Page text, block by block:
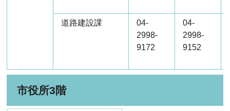
道路建設課
04-
2998-
9172
04-
2998-
9152
市役所3階